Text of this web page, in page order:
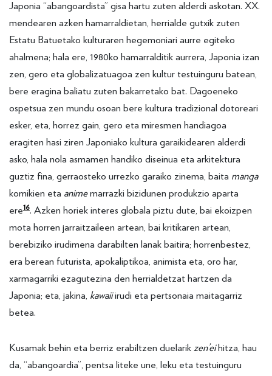
Japonia “abangoardista” gisa hartu zuten alderdi askotan. XX.
mendearen azken hamarraldietan, herrialde gutxik zuten
Estatu Batuetako kulturaren hegemoniari aurre egiteko
ahalmena; hala ere, 1980ko hamarralditik aurrera, Japonia izan
zen, gero eta globalizatuagoa zen kultur testuinguru batean,
bere eragina baliatu zuten bakarretako bat. Dagoeneko
ospetsua zen mundu osoan bere kultura tradizional dotoreari
esker, eta, horrez gain, gero eta miresmen handiagoa
eragiten hasi ziren Japoniako kultura garaikidearen alderdi
asko, hala nola asmamen handiko diseinua eta arkitektura
guztiz fina, gerraosteko urrezko garaiko zinema, baita manga
komikien eta animemarrazki bizidunen produkzio aparta
ere16. Azken horiek interes globala piztu dute, bai ekoizpen
mota horren jarraitzaileen artean, bai kritikaren artean,
berebiziko irudimena darabilten lanak baitira; horrenbestez,
era berean futurista, apokaliptikoa, animista eta, oro har,
xarmagarriki ezagutezina den herrialdetzat hartzen da
Japonia; eta, jakina, kawaiiirudi eta pertsonaia maitagarriz
betea.
Kusamak behin eta berriz erabiltzen duelarik zen’ei hitza, hau
da, “abangoardia”, pentsa liteke une, leku eta testuinguru